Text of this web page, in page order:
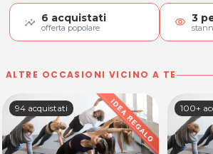
6 acquistati
offerta popolare visibility 3
ALTRE OCCASIONI VICINO A TE
94 acquistati 100+